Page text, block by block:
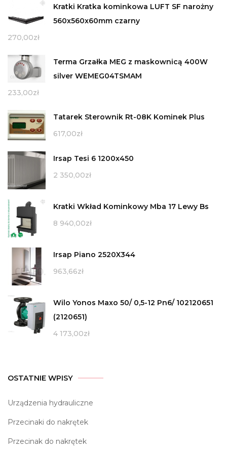
Kratki Kratka kominkowa LUFT SF narożny
560x560x60mm czarny
270,00zł
Terma Grzałka MEG z maskownicą 400W
silver WEMEG04TSMAM
233,00zł
Tatarek Sterownik Rt-08K Kominek Plus
617,00zł
Irsap Tesi 6 1200x450
2 350,00zł
Kratki Wkład Kominkowy Mba 17 Lewy Bs
8 940,00zł
Irsap Piano 2520X344
963,66zł
Wilo Yonos Maxo 50/ 0,5-12 Pn6/ 102120651
(2120651)
4 173,00zł
OSTATNIE WPISY
Urządzenia hydrauliczne
Przecinaki do nakrętek
Przecinak do nakrętek